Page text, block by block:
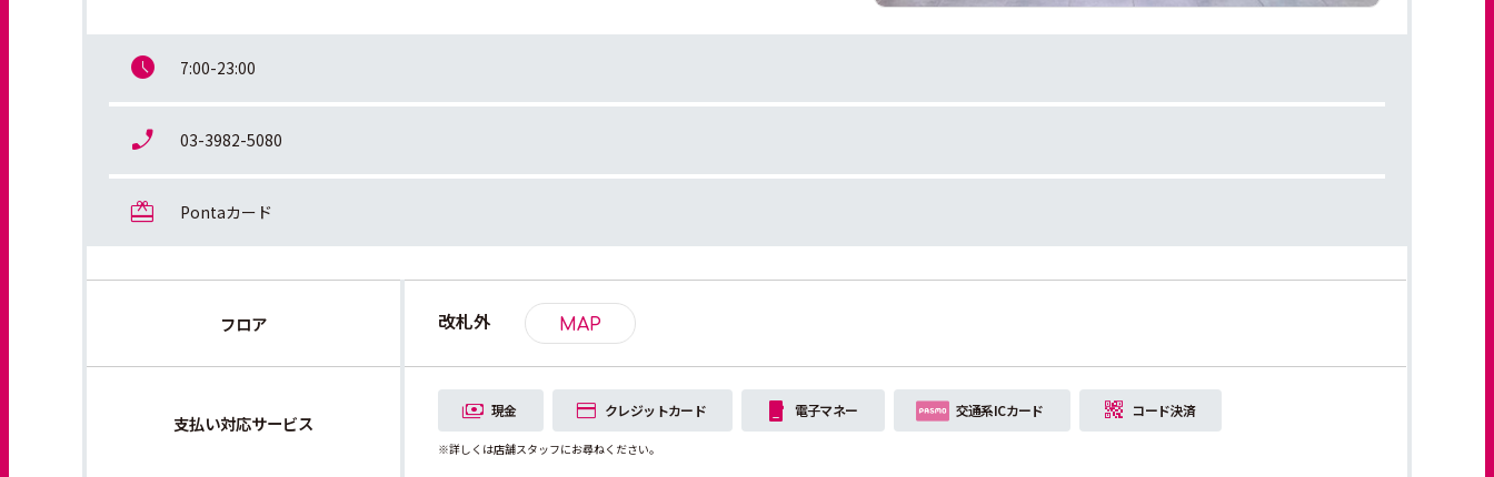
7:00-23:00
03-3982-5080
Pontaカード
フロア 改札外 MAP
支払い対応サービス
現金 クレジットカード 電子マネー 交通系ICカード コード決済
※詳しくは店舗スタッフにお尋ねください。